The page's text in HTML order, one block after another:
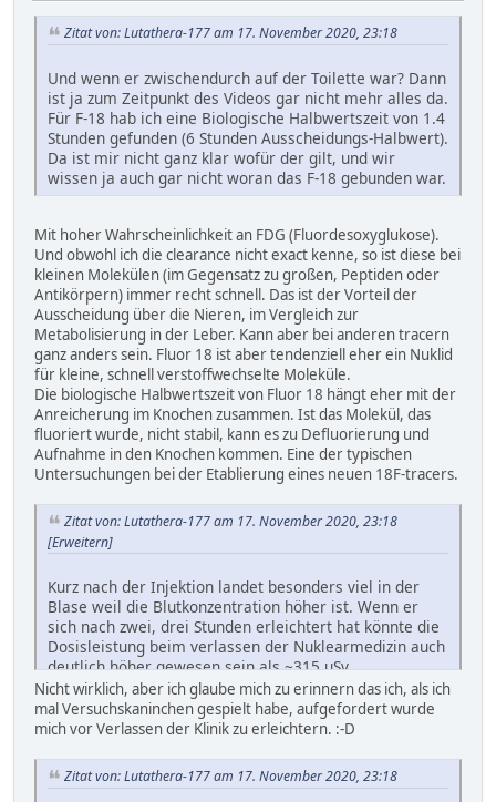
Zitat von: Lutathera-177 am 17. November 2020, 23:18
Und wenn er zwischendurch auf der Toilette war? Dann
ist ja zum Zeitpunkt des Videos gar nicht mehr alles da.
Für F-18 hab ich eine Biologische Halbwertszeit von 1.4
Stunden gefunden (6 Stunden Ausscheidungs-Halbwert).
Da ist mir nicht ganz klar wofür der gilt, und wir
wissen ja auch gar nicht woran das F-18 gebunden war.
Mit hoher Wahrscheinlichkeit an FDG (Fluordesoxyglukose).
Und obwohl ich die clearance nicht exact kenne, so ist diese bei
kleinen Molekülen (im Gegensatz zu großen, Peptiden oder
Antikörpern) immer recht schnell. Das ist der Vorteil der
Ausscheidung über die Nieren, im Vergleich zur
Metabolisierung in der Leber. Kann aber bei anderen tracern
ganz anders sein. Fluor 18 ist aber tendenziell eher ein Nuklid
für kleine, schnell verstoffwechselte Moleküle.
Die biologische Halbwertszeit von Fluor 18 hängt eher mit der
Anreicherung im Knochen zusammen. Ist das Molekül, das
fluoriert wurde, nicht stabil, kann es zu Defluorierung und
Aufnahme in den Knochen kommen. Eine der typischen
Untersuchungen bei der Etablierung eines neuen 18F-tracers.
Zitat von: Lutathera-177 am 17. November 2020, 23:18
[Erweitern]
Kurz nach der Injektion landet besonders viel in der
Blase weil die Blutkonzentration höher ist. Wenn er
sich nach zwei, drei Stunden erleichtert hat könnte die
Dosisleistung beim verlassen der Nuklearmedizin auch
deutlich höher gewesen sein als ~315 uSv
Hat hier vielleicht jemand Erfahrung mit Berechnungen
in der Nuklearmedizin?
Nicht wirklich, aber ich glaube mich zu erinnern das ich, als ich
mal Versuchskaninchen gespielt habe, aufgefordert wurde
mich vor Verlassen der Klinik zu erleichtern. :-D
Zitat von: Lutathera-177 am 17. November 2020, 23:18